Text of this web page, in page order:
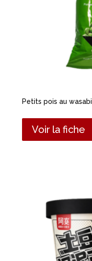
Petits pois au wasabi
Voir la fiche